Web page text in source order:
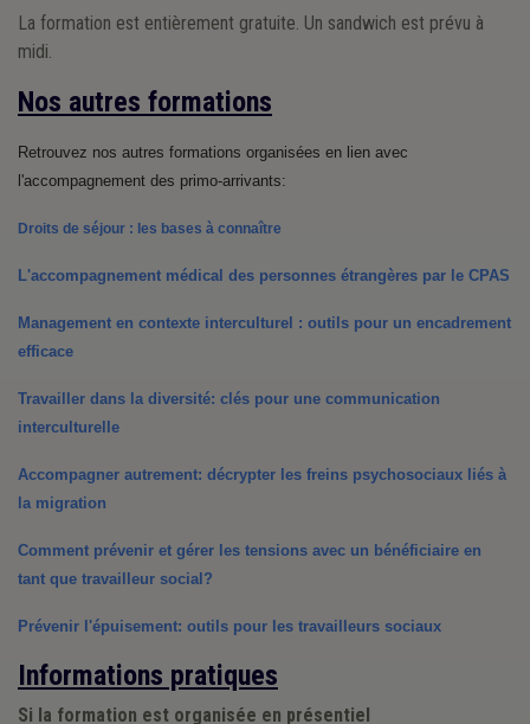
La formation est entièrement gratuite. Un sandwich est prévu à
midi.
Nos autres formations
Retrouvez nos autres formations organisées en lien avec
l'accompagnement des primo-arrivants:
Droits de séjour : les bases à connaître
L'accompagnement médical des personnes étrangères par le CPAS
Management en contexte interculturel : outils pour un encadrement
efficace
Travailler dans la diversité: clés pour une communication
interculturelle
Accompagner autrement: décrypter les freins psychosociaux liés à
la migration
Comment prévenir et gérer les tensions avec un bénéficiaire en
tant que travailleur social?
Prévenir l'épuisement: outils pour les travailleurs sociaux
Informations pratiques
Si la formation est organisée en présentiel